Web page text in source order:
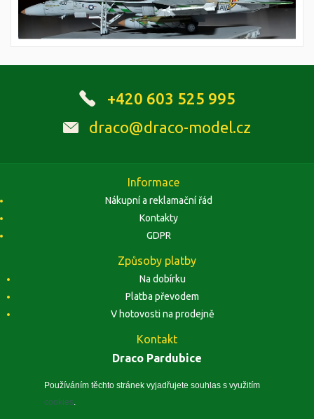
Používáním těchto stránek vyjadřujete souhlas s využitím
cookies
+420 603 525 995
draco@draco-model.cz
Informace
Nákupní a reklamační řád
Kontakty
GDPR
Způsoby platby
Na dobírku
Platba převodem
V hotovosti na prodejně
Kontakt
Draco Pardubice
Zobrazit na mapě